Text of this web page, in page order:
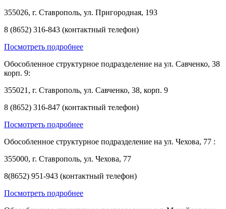
355026, г. Ставрополь, ул. Пригородная, 193
8 (8652) 316-843 (контактный телефон)
Посмотреть подробнее
Обособленное структурное подразделение на ул. Савченко, 38
корп. 9:
355021, г. Ставрополь, ул. Савченко, 38, корп. 9
8 (8652) 316-847 (контактный телефон)
Посмотреть подробнее
Обособленное структурное подразделение на ул. Чехова, 77 :
355000, г. Ставрополь, ул. Чехова, 77
8(8652) 951-943 (контактный телефон)
Посмотреть подробнее